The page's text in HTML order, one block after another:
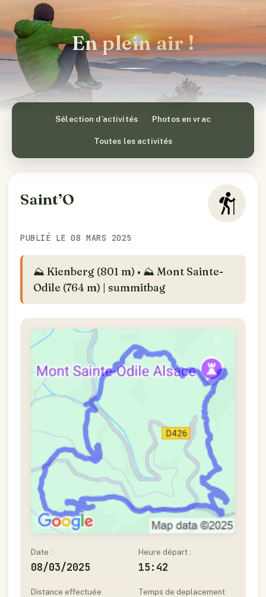
En plein air !
Sélection d’activités Photos en vrac
Toutes les activités
Saint’O
PUBLIÉ LE 08 MARS 2025
⛰️ Kienberg (801 m) • ⛰️ Mont Sainte-
Odile (764 m) | summitbag
Date :
08/03/2025
Heure départ :
15:42
Distance effectuée Temps de deplacement